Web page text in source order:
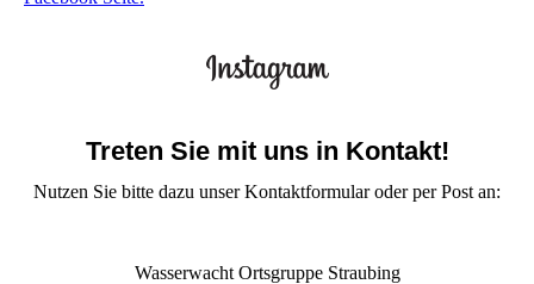
Treten Sie mit uns in Kontakt!
Nutzen Sie bitte dazu unser Kontaktformular oder per Post an:
Wasserwacht Ortsgruppe Straubing